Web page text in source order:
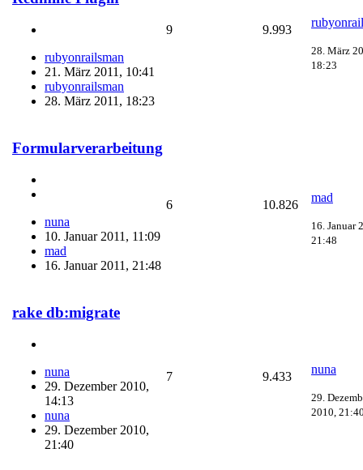
rubyonrailsman
21. März 2011, 10:41
rubyonrailsman
28. März 2011, 18:23
9 9.993
28. März
18:23
Formularverarbeitung
nuna
10. Januar 2011, 11:09
mad
16. Januar 2011, 21:48
6 10.826
mad
16. Januar
21:48
rake db:migrate
nuna
29. Dezember 2010,
14:13
nuna
29. Dezember 2010,
21:40
7 9.433
nuna
29.
2010,